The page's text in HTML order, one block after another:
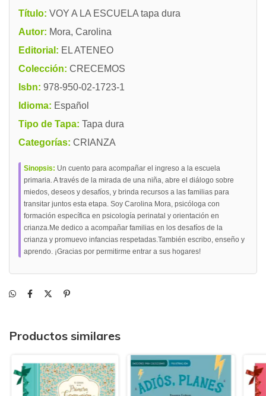
Título: VOY A LA ESCUELA tapa dura
Autor: Mora, Carolina
Editorial: EL ATENEO
Colección: CRECEMOS
Isbn: 978-950-02-1723-1
Idioma: Español
Tipo de Tapa: Tapa dura
Categorías: CRIANZA
Sinopsis: Un cuento para acompañar el ingreso a la escuela
primaria. A través de la mirada de una niña, abre el diálogo sobre
miedos, deseos y desafíos, y brinda recursos a las familias para
transitar juntos esta etapa. Soy Carolina Mora, psicóloga con
formación específica en psicología perinatal y orientación en
crianza.Me dedico a acompañar familias en los desafíos de la
crianza y promuevo infancias respetadas.También escribo, enseño y
aprendo. ¡Gracias por permitirme entrar a sus hogares!
Productos similares